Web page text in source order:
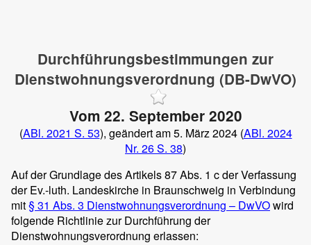
Durchführungsbestimmungen zur
Dienstwohnungsverordnung (DB-DwVO)
Vom 22. September 2020
(ABl. 2021 S. 53), geändert am 5. März 2024 (ABl. 2024
Nr. 26 S. 38)
Auf der Grundlage des Artikels 87 Abs. 1 c der Verfassung
der Ev.-luth. Landeskirche in Braunschweig in Verbindung
mit§ 31 Abs. 3 Dienstwohnungsverordnung – DwVOwird
folgende Richtlinie zur Durchführung der
Dienstwohnungsverordnung erlassen: